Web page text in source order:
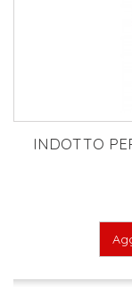
INDOTTO